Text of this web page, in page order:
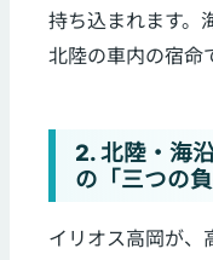
持ち込まれます。
北陸の車内の宿命
2. 北陸・海
の「三つの負
イリオス高岡が、